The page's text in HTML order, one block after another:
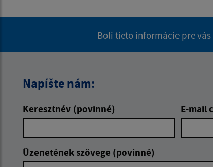
Boli tieto informácie pre vás
Napíšte nám:
Keresztnév (povinné) E-mail
Üzenetének szövege (povinné)